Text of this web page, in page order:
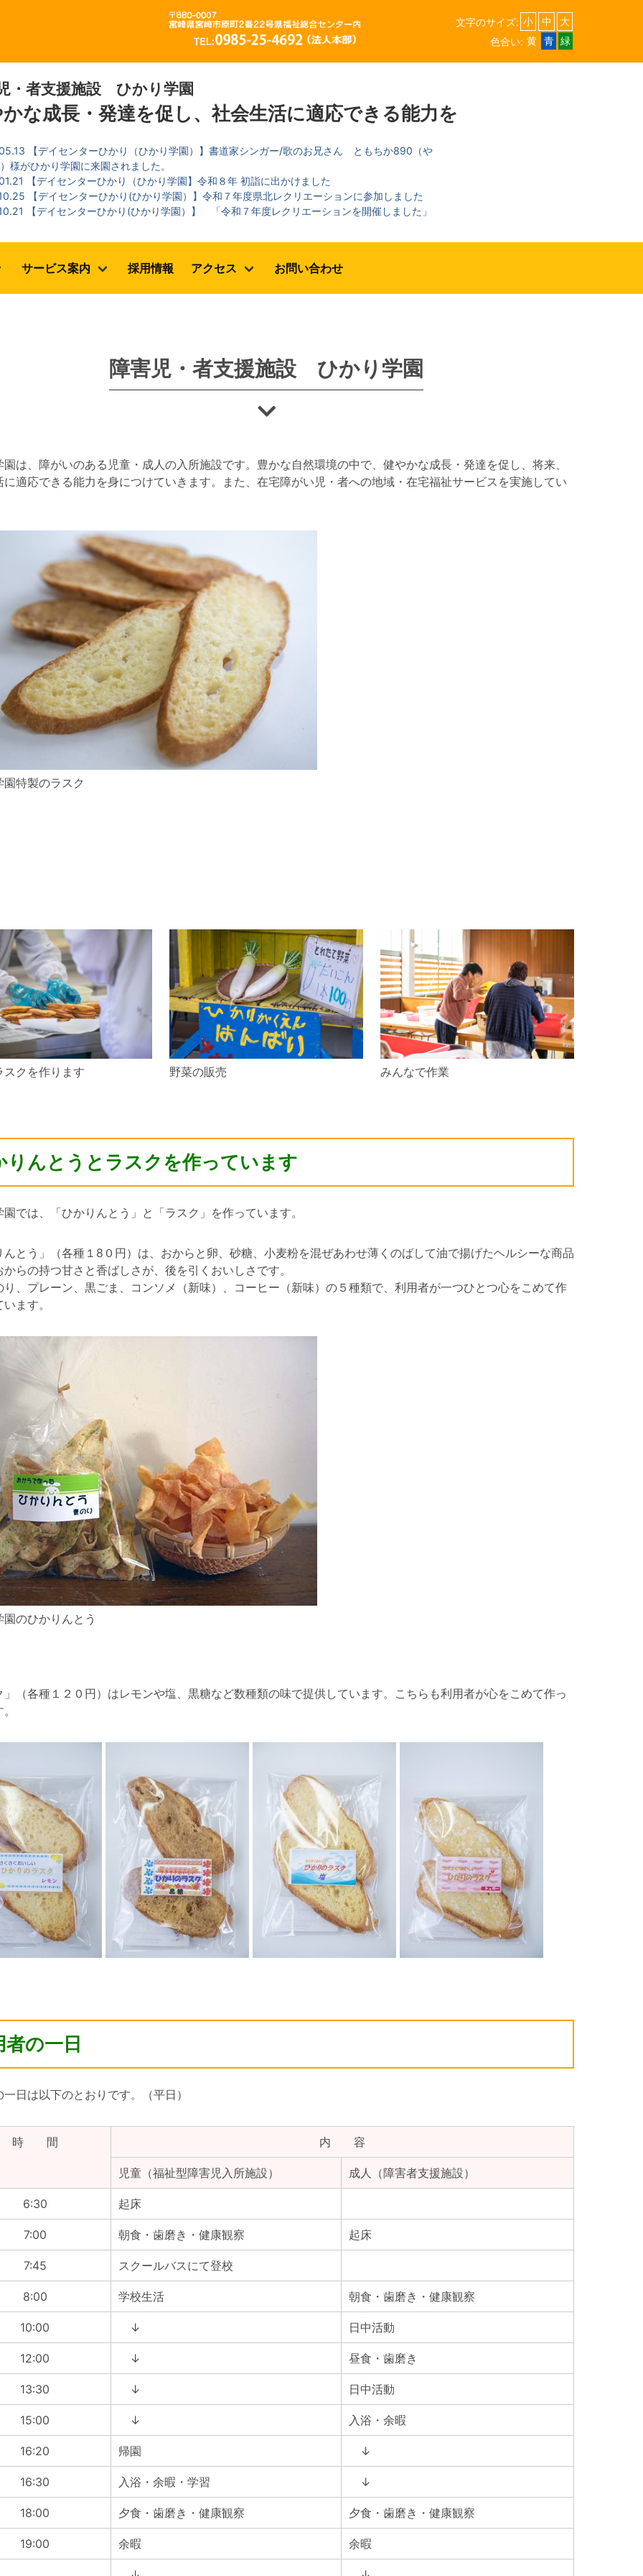
文字のサイズ: 小 中
大
色合い: 黄 青 緑
・者支援施設 ひかり学園
な成長・発達を促し、社会生活に適応できる能力を
【デイセンターひかり（ひかり学園）】書道家シンガー/歌のお兄さん ともちか890（や
様がひかり学園に来園されました。
【デイセンターひかり（ひかり学園】令和８年 初詣に出かけました
【デイセンターひかり(ひかり学園）】令和７年度県北レクリエーションに参加しました
【デイセンターひかり(ひかり学園）】 「令和７年度レクリエーションを開催しました」
サービス案内 採用情報 アクセス お問い合わせ
障害児・者支援施設 ひかり学園
園は、障がいのある児童・成人の入所施設です。豊かな自然環境の中で、健やかな成長・発達を促し、将来、
に適応できる能力を身につけていきます。また、在宅障がい児・者への地域・在宅福祉サービスを実施してい
園特製のラスク
スクを作ります 野菜の販売 みんなで作業
りんとうとラスクを作っています
園では、「ひかりんとう」と「ラスク」を作っています。
んとう」（各種１8０円）は、おからと卵、砂糖、小麦粉を混ぜあわせ薄くのばして油で揚げたヘルシーな商品
からの持つ甘さと香ばしさが、後を引くおいしさです。
り、プレーン、黒ごま、コンソメ（新味）、コーヒー（新味）の５種類で、利用者が一つひとつ心をこめて作
ます。
園のひかりんとう
」（各種１２０円）はレモンや塩、黒糖など数種類の味で提供しています。こちらも利用者が心をこめて作っ
者の一日
日は以下のとおりです。（平日）
時 間 内 容
児童（福祉型障害児入所施設） 成人（障害者支援施設）
6:30 起床
7:00 朝食・歯磨き・健康観察 起床
7:45 スクールバスにて登校
8:00 学校生活 朝食・歯磨き・健康観察
10:00 ↓ 日中活動
12:00 ↓ 昼食・歯磨き
13:30 ↓ 日中活動
15:00 ↓ 入浴・余暇
16:20 帰園 ↓
16:30 入浴・余暇・学習 ↓
18:00 夕食・歯磨き・健康観察 夕食・歯磨き・健康観察
19:00 余暇 余暇